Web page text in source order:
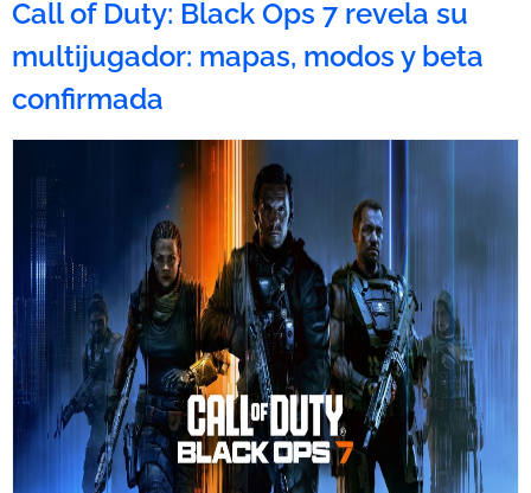
Call of Duty: Black Ops 7 revela su
multijugador: mapas, modos y beta
confirmada